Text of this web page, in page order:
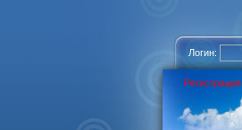
Логин:
Регистрация